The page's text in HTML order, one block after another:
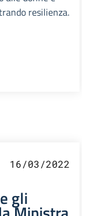
resilienza.
16/03/2022
gli